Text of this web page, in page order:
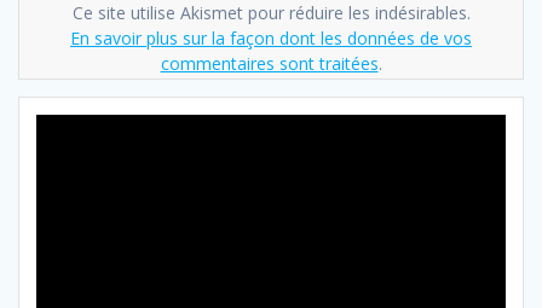
Ce site utilise Akismet pour réduire les indésirables.
En savoir plus sur la façon dont les données de vos
commentaires sont traitées.